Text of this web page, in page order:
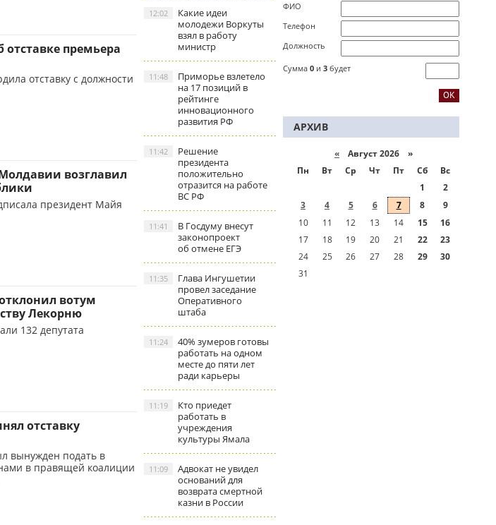
премьера
отставку с должности
возглавил
президент Майя
вотум
Лекорню
132 депутата
отставку
вынужден подать в
в правящей коалиции
Какие идеи
молодежи Воркуты
взял в работу
министр
12:02
Приморье взлетело
на 17 позиций в
рейтинге
инновационного
развития РФ
11:48
Решение
президента
положительно
отразится на работе
ВС РФ
11:42
В Госдуму внесут
законопроект
об отмене ЕГЭ
11:41
Глава Ингушетии
провел заседание
Оперативного
штаба
11:35
40% зумеров готовы
работать на одном
месте до пяти лет
ради карьеры
11:24
Кто приедет
работать в
учреждения
культуры Ямала
11:19
Адвокат не увидел
оснований для
возврата смертной
казни в России
11:09
ФИО
Телефон
Должность
Сумма 0 и 3 будет
АРХИВ
« Август 2026 »
Пн
Вт Ср Чт Пт Сб
Вс
1
2
3
4 5 6 7 8
9
10
11 12 13 14 15
16
17
18 19 20 21 22
23
24
25 26 27 28 29
30
31